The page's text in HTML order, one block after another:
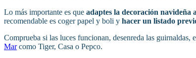
Lo más importante es que adaptes la decoración navideña
recomendable es coger papel y boli y hacer un listado
Comprueba si las luces funcionan, desenreda las
Marcomo Tiger, Casa o Pepco.